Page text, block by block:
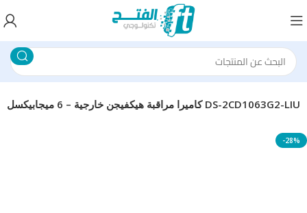
كاميرا مراقبة هيكفيجن خارجية – 6 ميجابيكسل DS-2CD1063G2-LIU
-28%